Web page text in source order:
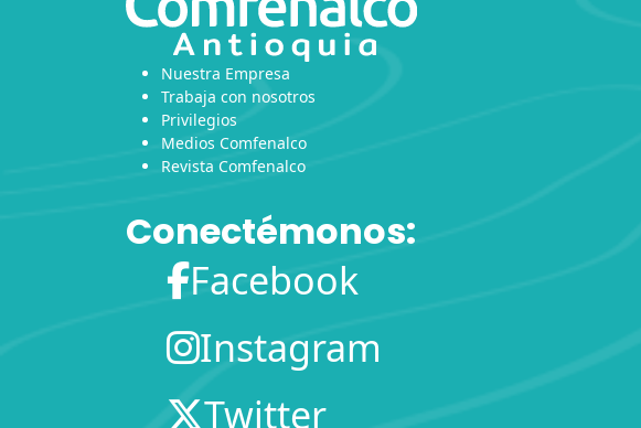
Nuestra Empresa
Trabaja con nosotros
Privilegios
Medios Comfenalco
Revista Comfenalco
Conectémonos:
Facebook
Instagram
Twitter